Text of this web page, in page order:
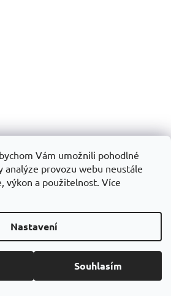
Vám umožnili pohodlné
analýze provozu webu neustále
výkon a použitelnost. Více
Nastavení
Souhlasím
DETAIL
5 BAREV
Kód: